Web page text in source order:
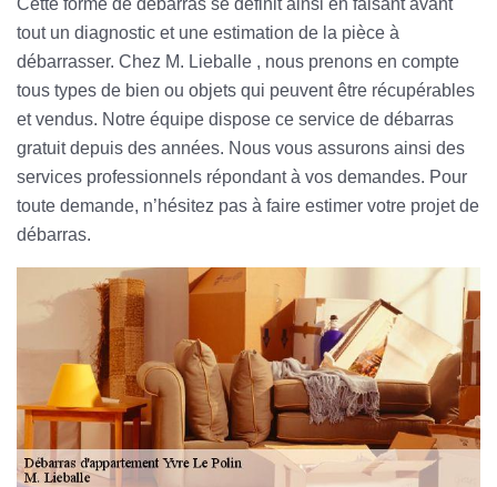
tout un diagnostic et une estimation de la pièce à
débarrasser. Chez M. Lieballe , nous prenons en compte
tous types de bien ou objets qui peuvent être récupérables
et vendus. Notre équipe dispose ce service de débarras
gratuit depuis des années. Nous vous assurons ainsi des
services professionnels répondant à vos demandes. Pour
toute demande, n’hésitez pas à faire estimer votre projet de
débarras.